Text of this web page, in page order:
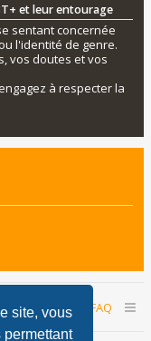
site, vous
permettant
et leur entourage
sentant concernée
l'identité de genre.
vos doutes et vos
à respecter la
FAQ
contacter